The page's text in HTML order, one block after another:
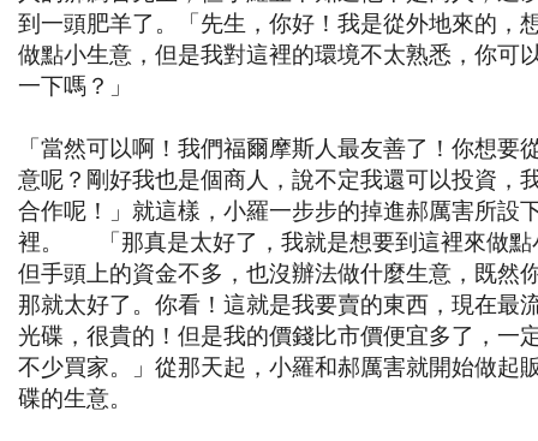
到一頭肥羊了。「先生，你好！我是從外地來的，
做點小生意，但是我對這裡的環境不太熟悉，你可
一下嗎？」
「當然可以啊！我們福爾摩斯人最友善了！你想要
意呢？剛好我也是個商人，說不定我還可以投資，
合作呢！」就這樣，小羅一步步的掉進郝厲害所設
裡。 「那真是太好了，我就是想要到這裡來做點
但手頭上的資金不多，也沒辦法做什麼生意，既然
那就太好了。你看！這就是我要賣的東西，現在最
光碟，很貴的！但是我的價錢比市價便宜多了，一
不少買家。」從那天起，小羅和郝厲害就開始做起
碟的生意。